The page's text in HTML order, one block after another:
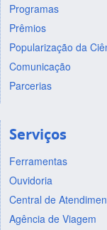
Programas
Prêmios
Popularização da
Comunicação
Parcerias
Serviços
Ferramentas
Ouvidoria
Central de
Agência de Viagem